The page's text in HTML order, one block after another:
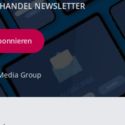
NEWSLETTER
Group